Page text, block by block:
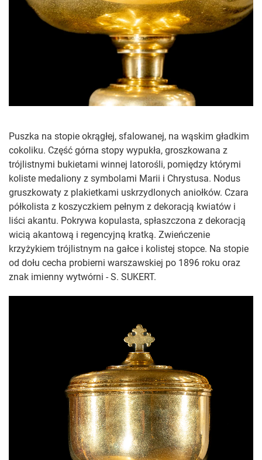
Puszka na stopie okrągłej, sfalowanej, na wąskim gładkim
cokoliku. Część górna stopy wypukła, groszkowana z
trójlistnymi bukietami winnej latorośli, pomiędzy którymi
koliste medaliony z symbolami Marii i Chrystusa. Nodus
gruszkowaty z plakietkami uskrzydlonych aniołków. Czara
półkolista z koszyczkiem pełnym z dekoracją kwiatów i
liści akantu. Pokrywa kopulasta, spłaszczona z dekoracją
wicią akantową i regencyjną kratką. Zwieńczenie
krzyżykiem trójlistnym na gałce i kolistej stopce. Na stopie
od dołu cecha probierni warszawskiej po 1896 roku oraz
znak imienny wytwórni - S. SUKERT.